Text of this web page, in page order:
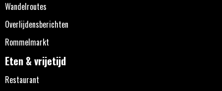
Wandelroutes
Overlijdensberichten
Rommelmarkt
Eten & vrijetijd
Restaurant